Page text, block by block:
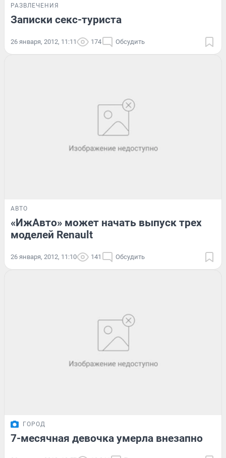
РАЗВЛЕЧЕНИЯ
Записки секс-туриста
26 января, 2012, 11:11 174 Обсудить
АВТО
«ИжАвто» может начать выпуск трех
моделей Renault
26 января, 2012, 11:10 141 Обсудить
ГОРОД
7-месячная девочка умерла внезапно